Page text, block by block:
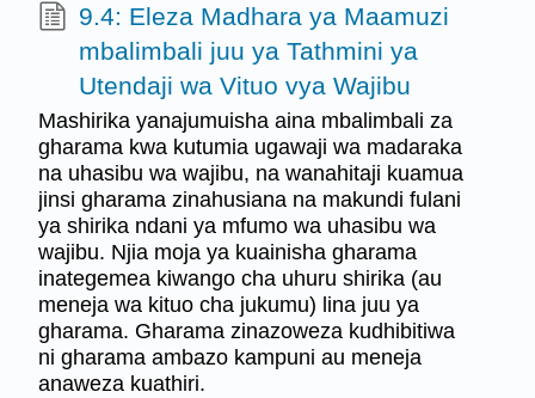
9.4: Eleza Madhara ya Maamuzi
mbalimbali juu ya Tathmini ya
Utendaji wa Vituo vya Wajibu
Mashirika yanajumuisha aina mbalimbali za
gharama kwa kutumia ugawaji wa madaraka
na uhasibu wa wajibu, na wanahitaji kuamua
jinsi gharama zinahusiana na makundi fulani
ya shirika ndani ya mfumo wa uhasibu wa
wajibu. Njia moja ya kuainisha gharama
inategemea kiwango cha uhuru shirika (au
meneja wa kituo cha jukumu) lina juu ya
gharama. Gharama zinazoweza kudhibitiwa
ni gharama ambazo kampuni au meneja
anaweza kuathiri.